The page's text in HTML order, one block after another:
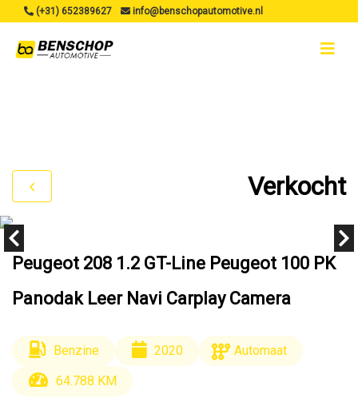
(+31) 652389627 info@benschopautomotive.nl
Verkocht
Peugeot 208 1.2 GT-Line Peugeot 100 PK
Panodak Leer Navi Carplay Camera
Benzine 2020
Automaat
64.788 KM